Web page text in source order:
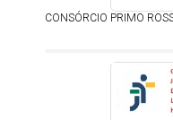
CONSÓRCIO PRIMO